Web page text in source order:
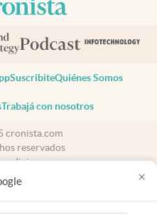
×
SuscribiteQuiénes Somos
Trabajá con nosotros
cronista.com
reservados